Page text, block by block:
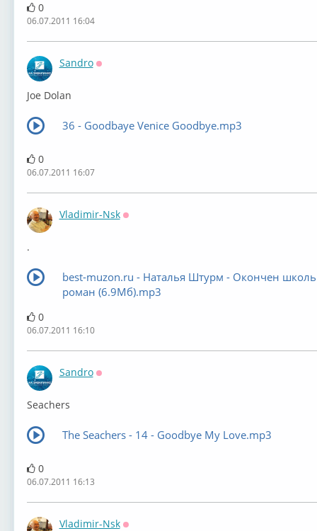
0
06.07.2011 16:04
Sandro
Joe Dolan
36 - Goodbaye Venice Goodbye.mp3
0
06.07.2011 16:07
Vladimir-Nsk
.
best-muzon.ru - Наталья Штурм - Окончен
роман (6.9Мб).mp3
0
06.07.2011 16:10
Sandro
Seachers
The Seachers - 14 - Goodbye My Love.mp3
0
06.07.2011 16:13
Vladimir-Nsk